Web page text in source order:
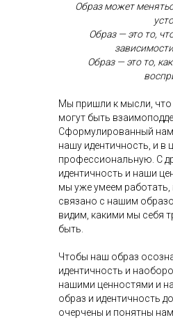
Образ может
Образ — это то,
Образ — это то,
Мы пришли к мысли, что
могут быть
Сформулированный
нашу идентичность, и в
профессиональную. С
идентичность и наши
мы уже умеем
связано с нашим
видим, какими мы себя
быть.
Чтобы наш образ
идентичность и
нашими ценностями и
образ и идентичность
очерчены и понятны